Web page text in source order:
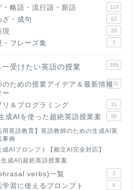
・略語・流行語・新語 119
ざ・成句 62
現 28
・フレーズ集 3
受けたい英語の授業 399
のための授業アイデア＆最新情報
ー
170
リ＆プログラミング 31
成AIを使った超絶英語授業案 95
用英語教育】英語教師のための生成AI英
事例
成AIプロンプト【都立AI完全対応】
成AI)超絶英語授業案
verbs)一覧 3
習に使えるプロンプト 6